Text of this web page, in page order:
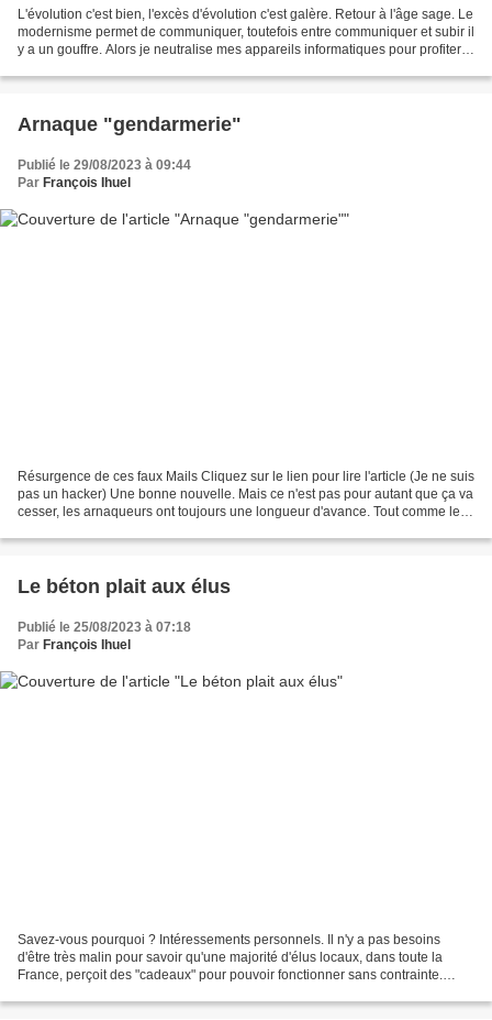
L'évolution c'est bien, l'excès d'évolution c'est galère. Retour à l'âge sage. Le
modernisme permet de communiquer, toutefois entre communiquer et subir il
y a un gouffre. Alors je neutralise mes appareils informatiques pour profiter
Arnaque "gendarmerie"
Publié le 29/08/2023 à 09:44
Par François Ihuel
Résurgence de ces faux Mails Cliquez sur le lien pour lire l'article (Je ne suis
pas un hacker) Une bonne nouvelle. Mais ce n'est pas pour autant que ça va
cesser, les arnaqueurs ont toujours une longueur d'avance. Tout comme les
Le béton plait aux élus
Publié le 25/08/2023 à 07:18
Par François Ihuel
Savez-vous pourquoi ? Intéressements personnels. Il n'y a pas besoins
d'être très malin pour savoir qu'une majorité d'élus locaux, dans toute la
France, perçoit des "cadeaux" pour pouvoir fonctionner sans contrainte.